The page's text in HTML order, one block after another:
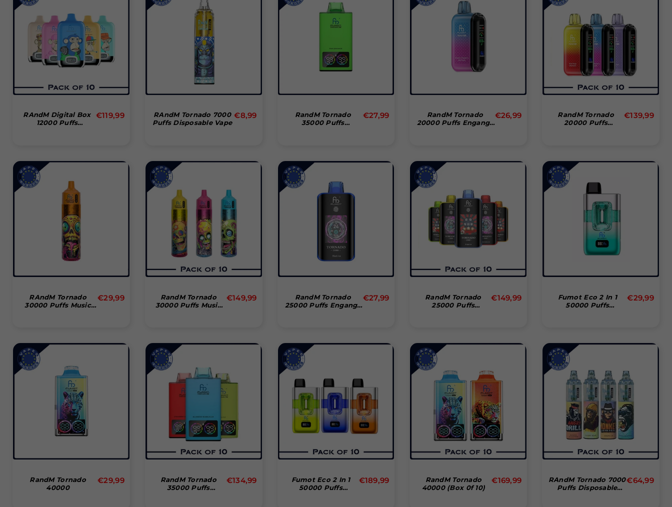
RAndM Digital Box
12000 Puffs
Normal
€119,99
RAndM Tornado 7000
Puffs Disposable Vape
Normal
€8,99
RandM Tornado
35000 Puffs
Normal
€27,99
RandM Tornado
20000 Puffs Engangs
Normal
pris
€26,99
RandM Tornado
20000 Puffs
Normal
€139,99
RAndM Tornado
30000 Puffs Music
Normal
€29,99
RandM Tornado
30000 Puffs Music
Normal
€149,99
RandM Tornado
25000 Puffs Engangs
Normal
€27,99
RandM Tornado
25000 Puffs
Normal
€149,99
Fumot Eco 2 In 1
50000 Puffs
Normal
€29,99
RandM Tornado
40000
Normal
€29,99
RandM Tornado
35000 Puffs
Normal
€134,99
Fumot Eco 2 In 1
50000 Puffs
Normal
€189,99
RandM Tornado
40000 (Box 0f 10)
Normal
€169,99
RAndM Tornado 7000
Puffs Disposable
Normal
€64,99